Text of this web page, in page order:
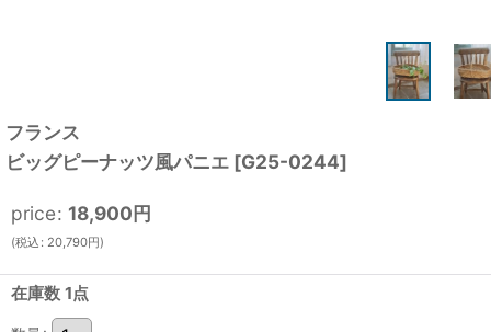
フランス
ビッグピーナッツ風パニエ [G25-0244]
price: 18,900円
(税込 : 20,790円)
在庫数 1点